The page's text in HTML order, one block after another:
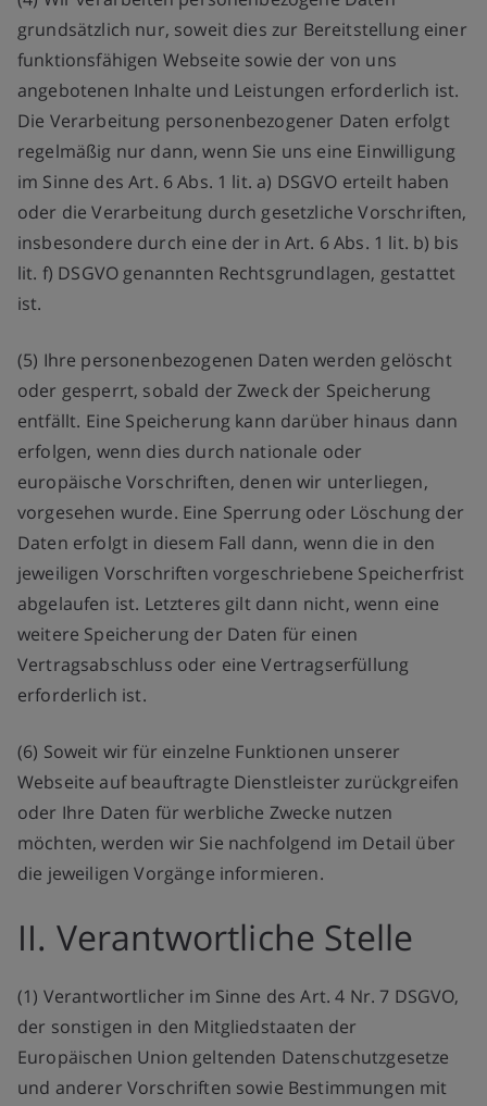
grundsätzlich nur, soweit dies zur Bereitstellung einer
funktionsfähigen Webseite sowie der von uns
angebotenen Inhalte und Leistungen erforderlich ist.
Die Verarbeitung personenbezogener Daten erfolgt
regelmäßig nur dann, wenn Sie uns eine Einwilligung
im Sinne des Art. 6 Abs. 1 lit. a) DSGVO erteilt haben
oder die Verarbeitung durch gesetzliche Vorschriften,
insbesondere durch eine der in Art. 6 Abs. 1 lit. b) bis
lit. f) DSGVO genannten Rechtsgrundlagen, gestattet
ist.
(5) Ihre personenbezogenen Daten werden gelöscht
oder gesperrt, sobald der Zweck der Speicherung
entfällt. Eine Speicherung kann darüber hinaus dann
erfolgen, wenn dies durch nationale oder
europäische Vorschriften, denen wir unterliegen,
vorgesehen wurde. Eine Sperrung oder Löschung der
Daten erfolgt in diesem Fall dann, wenn die in den
jeweiligen Vorschriften vorgeschriebene Speicherfrist
abgelaufen ist. Letzteres gilt dann nicht, wenn eine
weitere Speicherung der Daten für einen
Vertragsabschluss oder eine Vertragserfüllung
erforderlich ist.
(6) Soweit wir für einzelne Funktionen unserer
Webseite auf beauftragte Dienstleister zurückgreifen
oder Ihre Daten für werbliche Zwecke nutzen
möchten, werden wir Sie nachfolgend im Detail über
die jeweiligen Vorgänge informieren.
II. Verantwortliche Stelle
(1) Verantwortlicher im Sinne des Art. 4 Nr. 7 DSGVO,
der sonstigen in den Mitgliedstaaten der
Europäischen Union geltenden Datenschutzgesetze
und anderer Vorschriften sowie Bestimmungen mit